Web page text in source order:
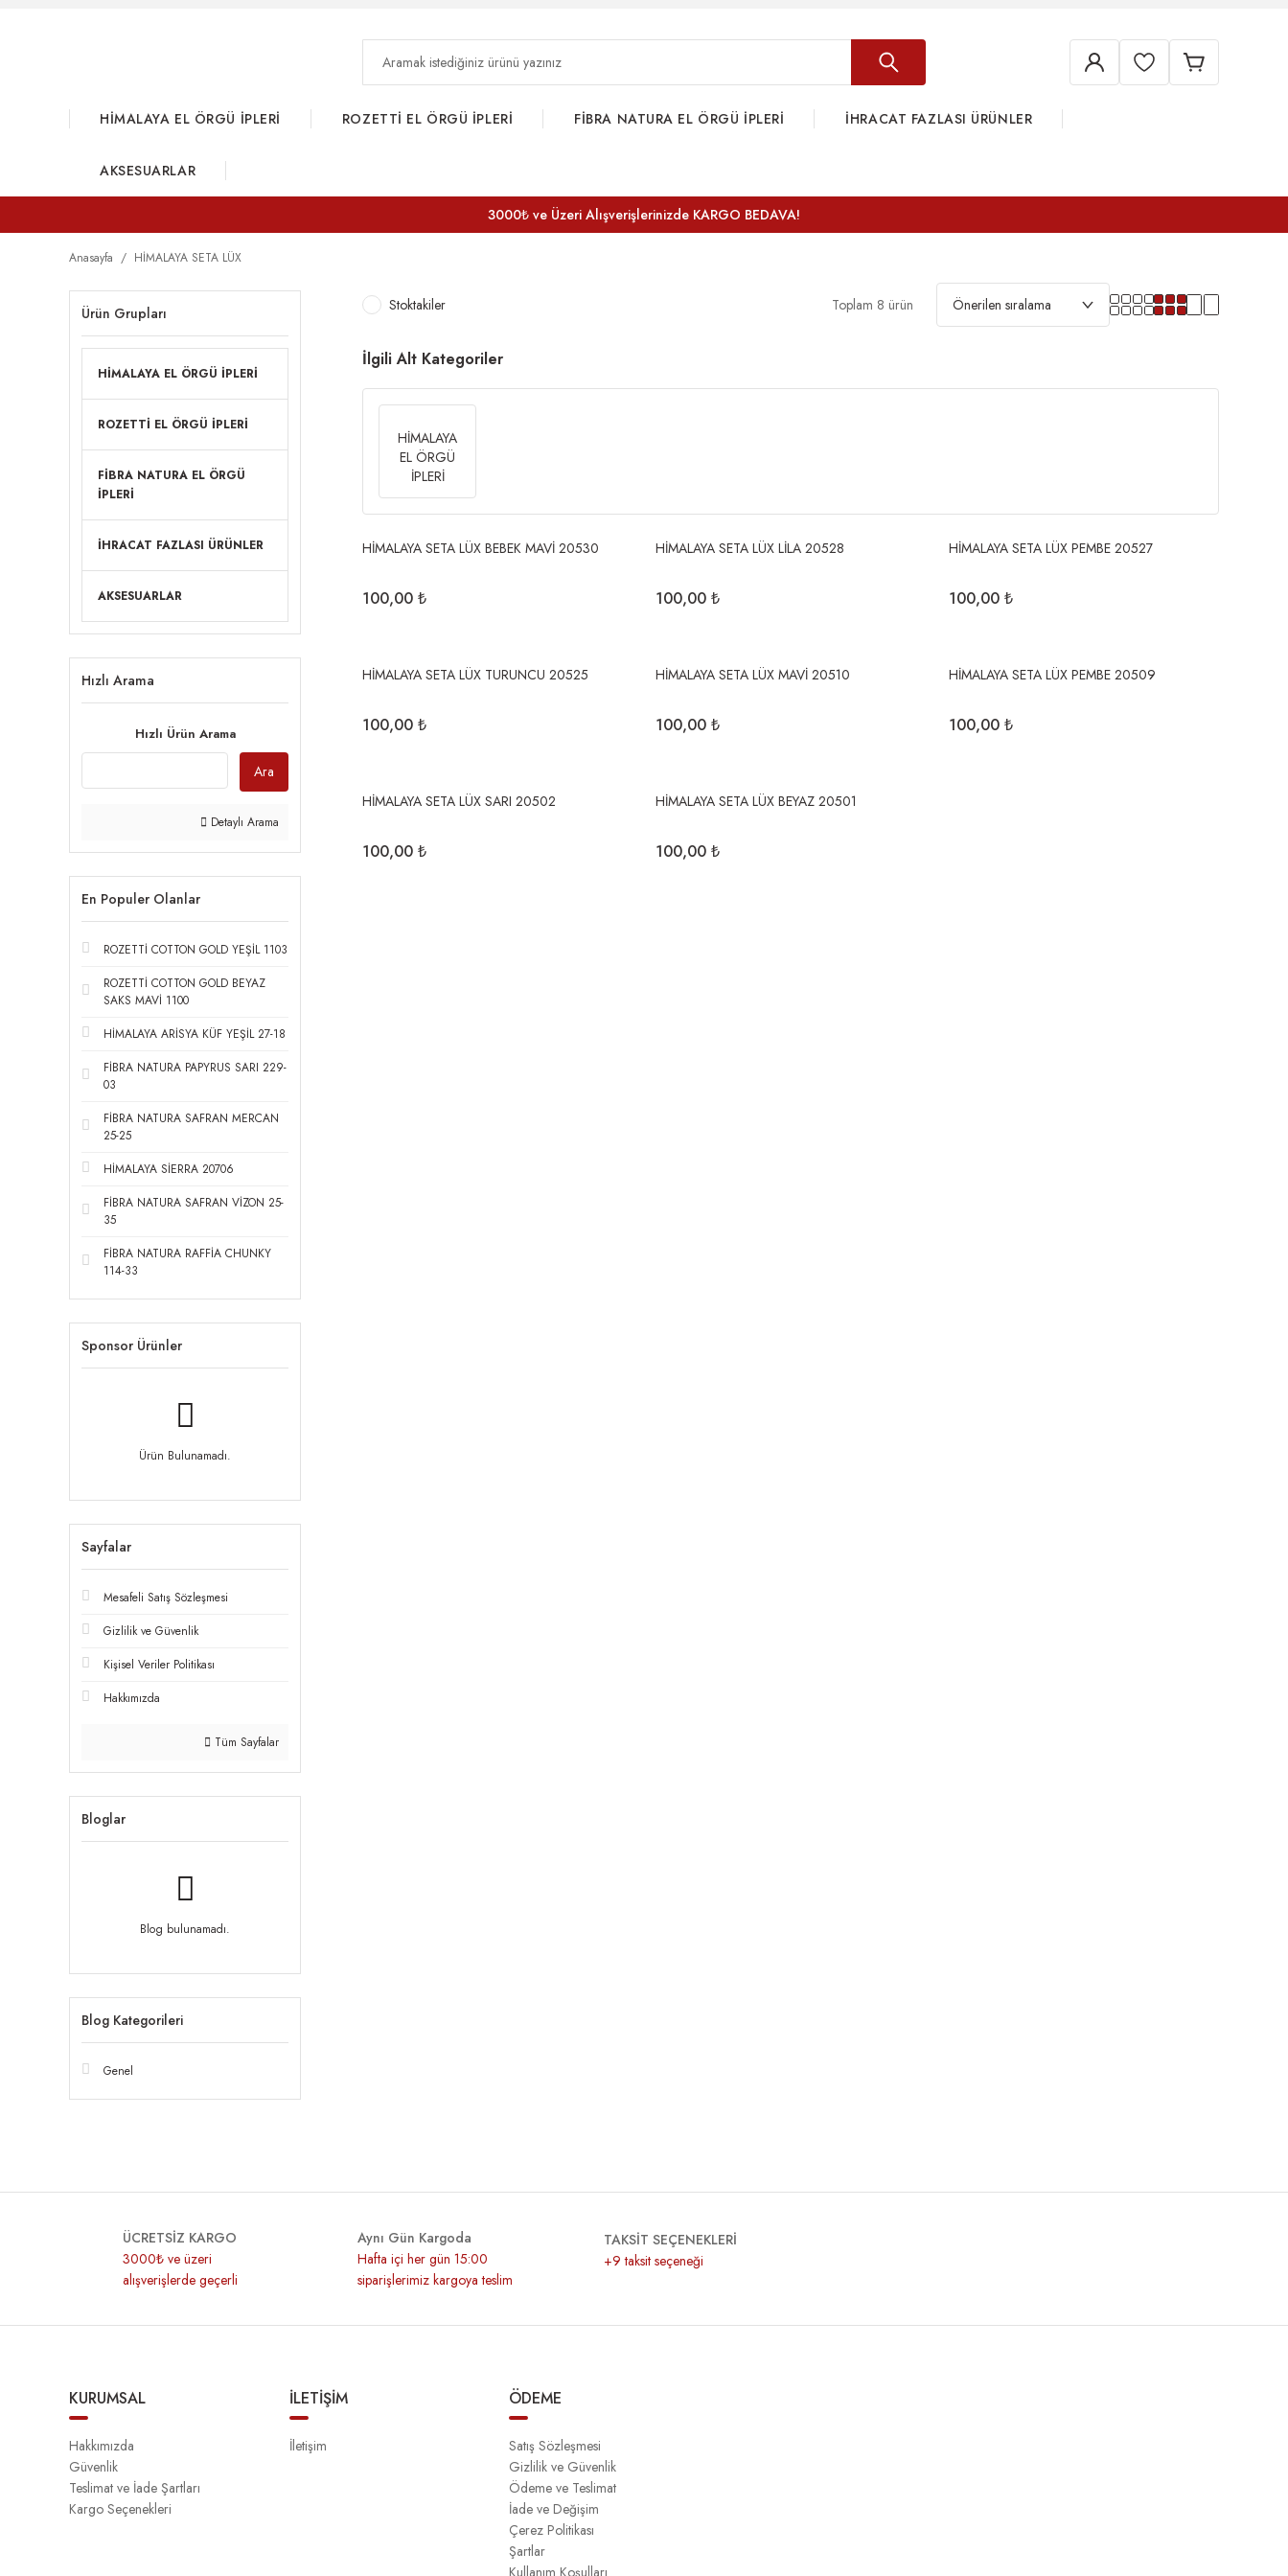
HİMALAYA EL ÖRGÜ İPLERİ ROZETTİ EL ÖRGÜ İPLERİ FİBRA NATURA EL ÖRGÜ İPLERİ İHRACAT FAZLASI ÜRÜNLER
AKSESUARLAR
3000₺ ve Üzeri Alışverişlerinizde KARGO BEDAVA!
Anasayfa HİMALAYA SETA LÜX
Ürün Grupları
HİMALAYA EL ÖRGÜ İPLERİ
ROZETTİ EL ÖRGÜ İPLERİ
FİBRA NATURA EL ÖRGÜ
İPLERİ
İHRACAT FAZLASI ÜRÜNLER
AKSESUARLAR
Hızlı Arama
Hızlı Ürün Arama
Ara
Detaylı Arama
En Populer Olanlar
ROZETTİ COTTON GOLD YEŞİL 1103
ROZETTİ COTTON GOLD BEYAZ
SAKS MAVİ 1100
HİMALAYA ARİSYA KÜF YEŞİL 27-18
FİBRA NATURA PAPYRUS SARI 229-
03
FİBRA NATURA SAFRAN MERCAN
25-25
HİMALAYA SİERRA 20706
FİBRA NATURA SAFRAN VİZON 25-
35
FİBRA NATURA RAFFİA CHUNKY
114-33
Sponsor Ürünler
Ürün Bulunamadı.
Sayfalar
Mesafeli Satış Sözleşmesi
Gizlilik ve Güvenlik
Kişisel Veriler Politikası
Hakkımızda
Tüm Sayfalar
Bloglar
Blog bulunamadı.
Blog Kategorileri
Genel
Stoktakiler Toplam 8 ürün
İlgili Alt Kategoriler
HİMALAYA
EL ÖRGÜ
İPLERİ
HİMALAYA SETA LÜX BEBEK MAVİ 20530
100,00 ₺
HİMALAYA SETA LÜX LİLA 20528
100,00 ₺
HİMALAYA SETA LÜX PEMBE 20527
100,00 ₺
HİMALAYA SETA LÜX TURUNCU 20525
100,00 ₺
HİMALAYA SETA LÜX MAVİ 20510
100,00 ₺
HİMALAYA SETA LÜX PEMBE 20509
100,00 ₺
HİMALAYA SETA LÜX SARI 20502
100,00 ₺
HİMALAYA SETA LÜX BEYAZ 20501
100,00 ₺
ÜCRETSİZ KARGO
3000₺ ve üzeri
alışverişlerde geçerli
Aynı Gün Kargoda
Hafta içi her gün 15:00
siparişlerimiz kargoya teslim
TAKSİT SEÇENEKLERİ
+9 taksit seçeneği
KURUMSAL
Hakkımızda
Güvenlik
Teslimat ve İade Şartları
Kargo Seçenekleri
İLETİŞİM
İletişim
ÖDEME
Satış Sözleşmesi
Gizlilik ve Güvenlik
Ödeme ve Teslimat
İade ve Değişim
Çerez Politikası
Şartlar
Kullanım Koşulları